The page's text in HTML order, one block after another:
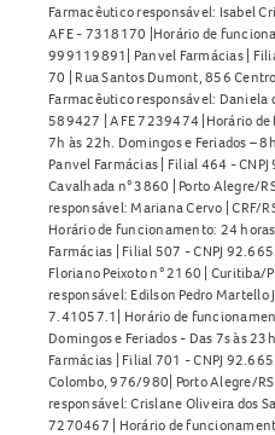
Farmacêutico responsável: Isabel
AFE - 7318170 |Horário de
999119891| Panvel Farmácias |
70 | Rua Santos Dumont, 856
Farmacêutico responsável: Daniela
589427 | AFE 7239474 |Horário de
7h às 22h. Domingos e Feriados –
Panvel Farmácias | Filial 464 -
Cavalhada n° 3860 | Porto Alegre/
responsável: Mariana Cervo | CRF/
Horário de funcionamento: 24
Farmácias | Filial 507 - CNPJ
Floriano Peixoto n° 2160 |
responsável: Edilson Pedro Martello
7.41057.1| Horário de
Domingos e Feriados - Das 7s às
Farmácias | Filial 701 - CNPJ
Colombo, 976/980| Porto Alegre/
responsável: Crislane Oliveira dos
7270467 | Horário de